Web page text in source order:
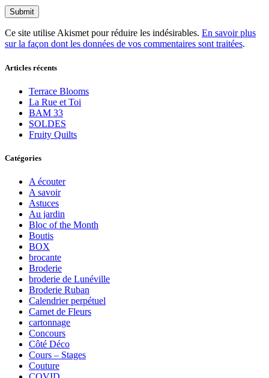
Ce site utilise Akismet pour réduire les indésirables. En savoir plus
sur la façon dont les données de vos commentaires sont traitées.
Articles récents
Terrace Blooms
La Rue et Toi
BAM 33
SOLDES
Fruity Quilts
Catégories
A écouter
A savoir
Astuces
Au jardin
Bloc of the Month
Boutis
BOX
brocante
Broderie
broderie de Lunéville
Broderie Ruban
Calendrier perpétuel
Carnet de Fleurs
cartonnage
Concours
Côté Déco
Cours – Stages
Couture